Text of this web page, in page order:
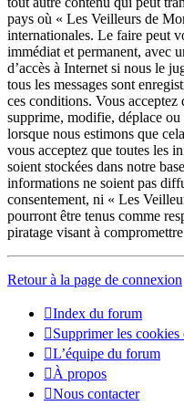
pays où « Les Veilleurs de
internationales. Le faire peut
immédiat et permanent, avec
d’accès à Internet si nous le
tous les messages sont
ces conditions. Vous
supprime, modifie, déplace
lorsque nous estimons que
vous acceptez que toutes les
soient stockées dans notre
informations ne soient pas
consentement, ni « Les
pourront être tenus comme
piratage visant à
Retour à la page de connexion
Index du forum
Supprimer les
L’équipe du forum
À propos
Nous contacter